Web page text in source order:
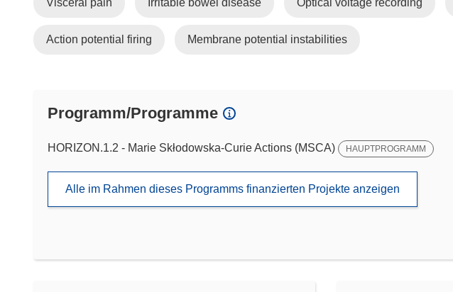
Visceral pain Irritable bowel disease Optical voltage recording
Action potential firing Membrane potential instabilities
Programm/Programme
HORIZON.1.2 - Marie Skłodowska-Curie Actions (MSCA) HAUPTPROGRAMM
Alle im Rahmen dieses Programms finanzierten Projekte anzeigen